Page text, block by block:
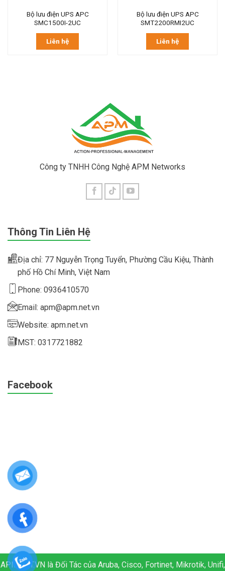
Bộ lưu điện UPS APC
SMC1500I-2UC
Liên hệ
Bộ lưu điện UPS APC
SMT2200RMI2UC
Liên hệ
Công ty TNHH Công Nghệ APM Networks
Thông Tin Liên Hệ
Địa chỉ: 77 Nguyễn Trọng Tuyển, Phường Cầu Kiệu, Thành
phố Hồ Chí Minh, Việt Nam
Phone: 0936410570
Email: apm@apm.net.vn
Website: apm.net.vn
MST: 0317721882
Facebook
APM.NET.VN là Đối Tác của Aruba, Cisco, Fortinet, Mikrotik, Unifi,